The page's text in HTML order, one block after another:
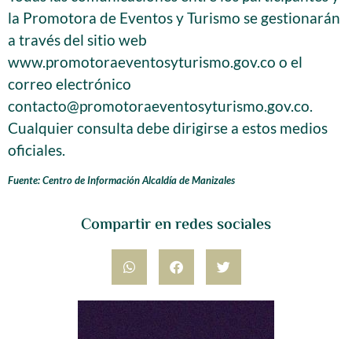
Compartir en redes sociales
la Promotora de Eventos y Turismo se gestionarán
a través del sitio web
www.promotoraeventosyturismo.gov.co o el
correo electrónico
contacto@promotoraeventosyturismo.gov.co.
Cualquier consulta debe dirigirse a estos medios
oficiales.
Fuente: Centro de Información Alcaldía de Manizales